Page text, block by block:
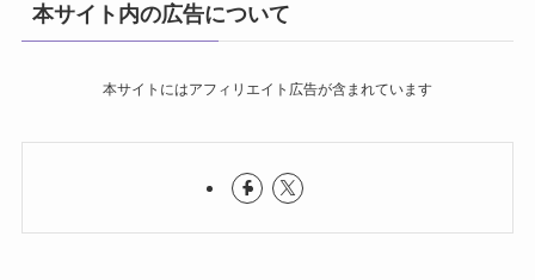
本サイト内の広告について
本サイトにはアフィリエイト広告が含まれています